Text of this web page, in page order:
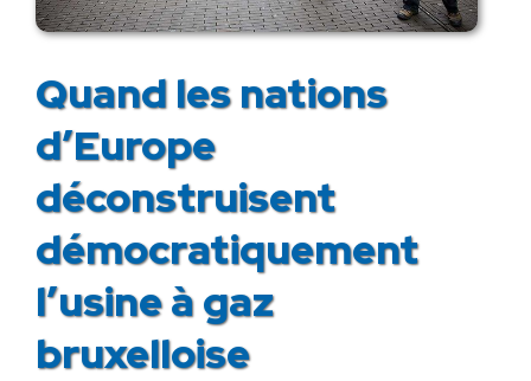
Quand les nations
d’Europe
déconstruisent
démocratiquement
l’usine à gaz
bruxelloise